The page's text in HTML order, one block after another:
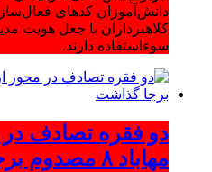
دانش‌آموزان کدهای
کلاهبرداران با جعل هویت
سوءاستفاده دارند.
دو فقره تصادف در
مهاباد ۸ مصدوم برجا گذاشت